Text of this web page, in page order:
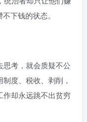
下钱的状态。
思考，就会质疑不公
度、税收、剥削，
作却永远跳不出贫穷